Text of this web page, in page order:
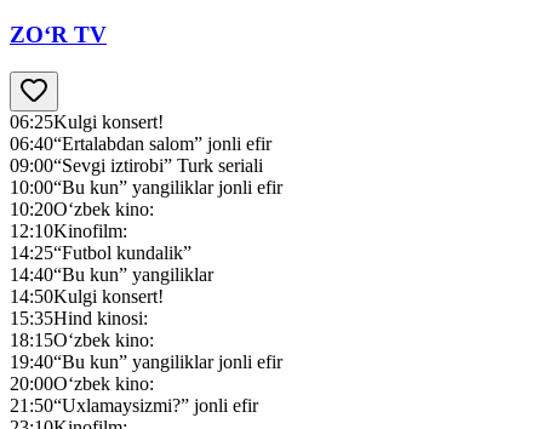
ZO‘R TV
06:25Kulgi konsert!
06:40“Ertalabdan salom” jonli efir
09:00“Sevgi iztirobi” Turk seriali
10:00“Bu kun” yangiliklar jonli efir
10:20O‘zbek kino:
12:10Kinofilm:
14:25“Futbol kundalik”
14:40“Bu kun” yangiliklar
14:50Kulgi konsert!
15:35Hind kinosi:
18:15O‘zbek kino:
19:40“Bu kun” yangiliklar jonli efir
20:00O‘zbek kino:
21:50“Uxlamaysizmi?” jonli efir